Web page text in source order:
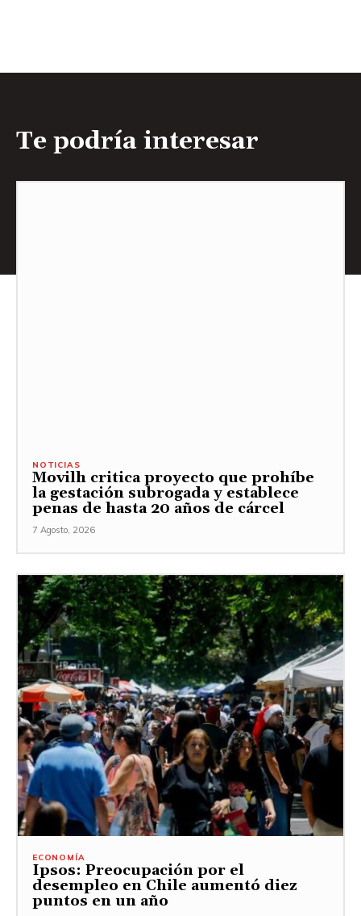
Te podría interesar
NOTICIAS
Movilh critica proyecto que prohíbe
la gestación subrogada y establece
penas de hasta 20 años de cárcel
7 Agosto, 2026
ECONOMÍA
Ipsos: Preocupación por el
desempleo en Chile aumentó diez
puntos en un año